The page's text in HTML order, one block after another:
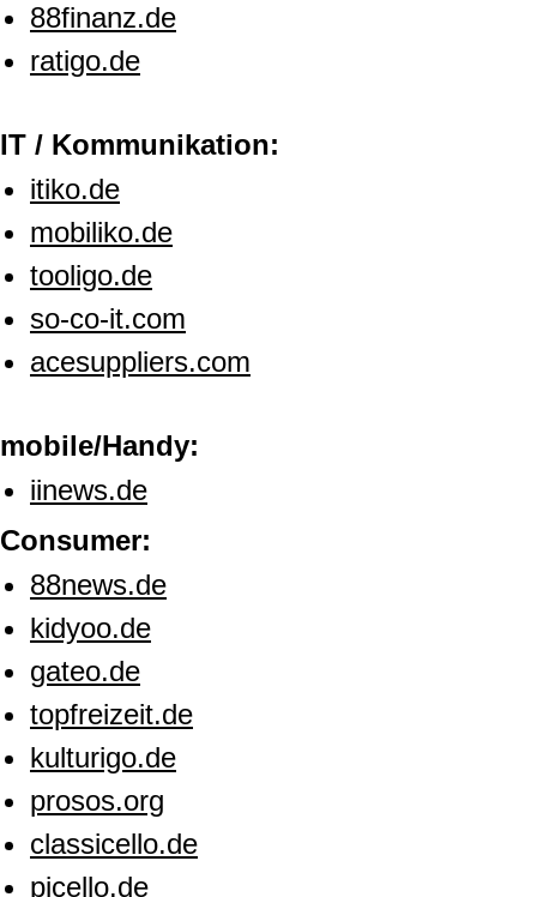
88finanz.de
ratigo.de
IT / Kommunikation:
itiko.de
mobiliko.de
tooligo.de
so-co-it.com
acesuppliers.com
mobile/Handy:
iinews.de
Consumer:
88news.de
kidyoo.de
gateo.de
topfreizeit.de
kulturigo.de
prosos.org
classicello.de
picello.de